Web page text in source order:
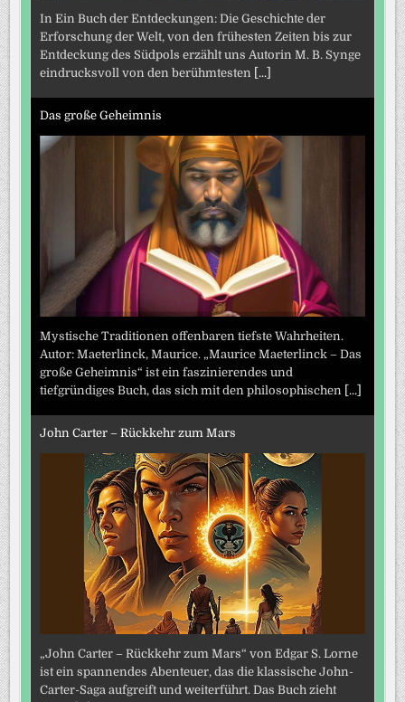
In Ein Buch der Entdeckungen: Die Geschichte der
Erforschung der Welt, von den frühesten Zeiten bis zur
Entdeckung des Südpols erzählt uns Autorin M. B. Synge
eindrucksvoll von den berühmtesten [...]
Das große Geheimnis
Mystische Traditionen offenbaren tiefste Wahrheiten.
Autor: Maeterlinck, Maurice. „Maurice Maeterlinck – Das
große Geheimnis“ ist ein faszinierendes und
tiefgründiges Buch, das sich mit den philosophischen [...]
John Carter – Rückkehr zum Mars
„John Carter – Rückkehr zum Mars“ von Edgar S. Lorne
ist ein spannendes Abenteuer, das die klassische John-
Carter-Saga aufgreift und weiterführt. Das Buch zieht